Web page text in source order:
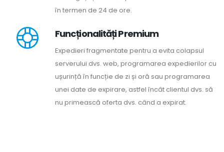
în termen de 24 de ore.
Funcționalități Premium
Expedieri fragmentate pentru a evita colapsul
serverului dvs. web, programarea expedierilor cu
ușurință în funcție de zi și oră sau programarea
unei date de expirare, astfel încât clientul dvs. să
nu primească oferta dvs. când a expirat.